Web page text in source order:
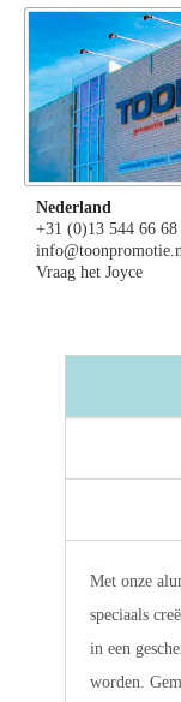
Nederland
+31 (0)13 544 66 68
Vraag het Joyce
Met onze
speciaals
in een
worden.